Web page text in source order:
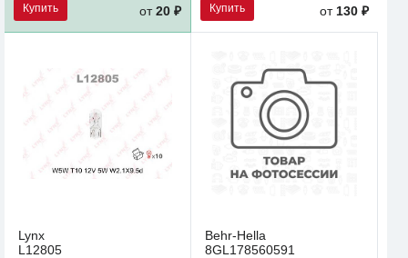
Купить от20 ₽ Купить от 130 ₽
Lynx
L12805
Behr-Hella
8GL178560591